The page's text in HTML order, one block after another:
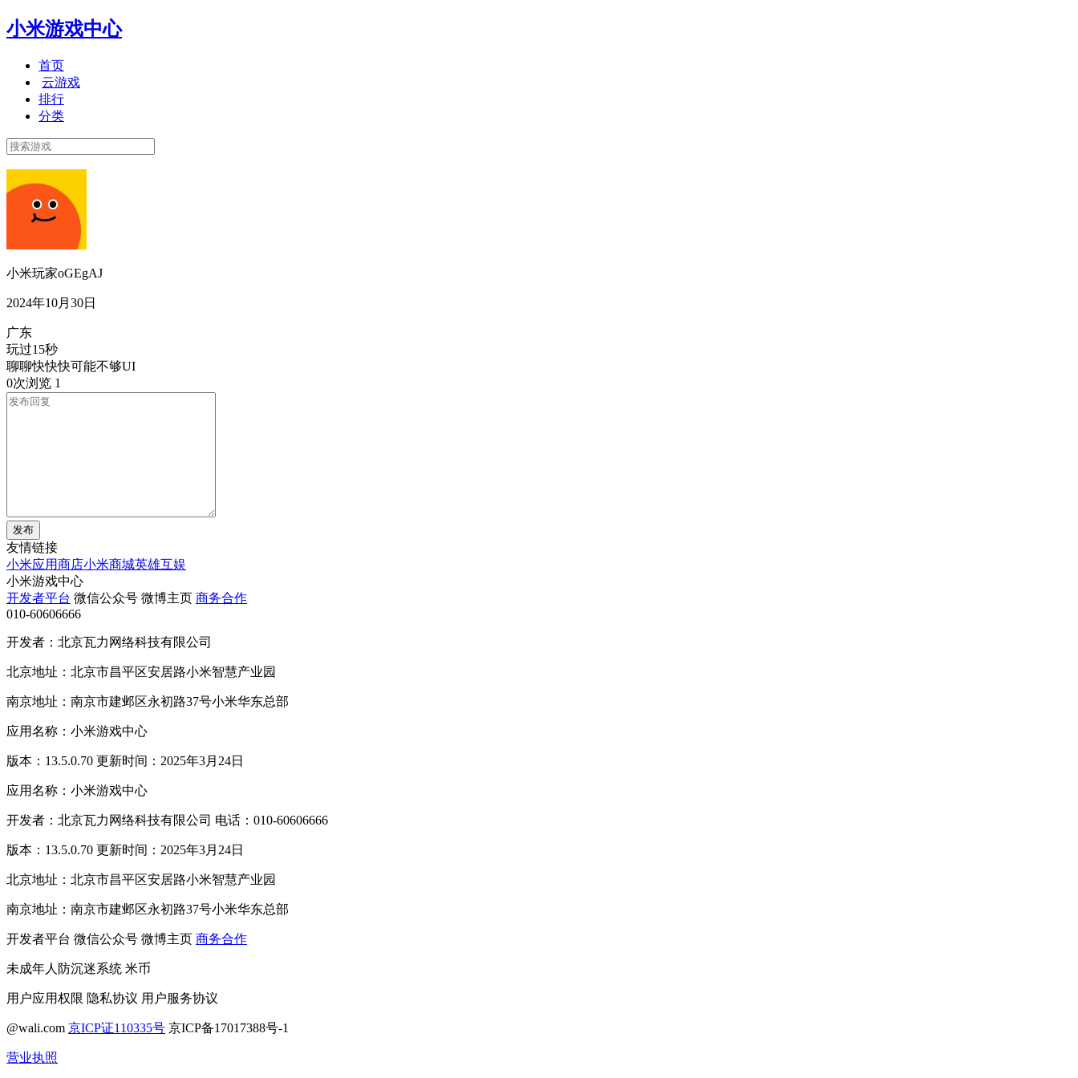
小米游戏中心
首页
云游戏
排行
分类
小米玩家oGEgAJ
2024年10月30日
广东
玩过15秒
聊聊快快快可能不够UI
0次浏览 1
发布
友情链接
小米应用商店小米商城英雄互娱
小米游戏中心
开发者平台 微信公众号 微博主页 商务合作
010-60606666
开发者：北京瓦力网络科技有限公司
北京地址：北京市昌平区安居路小米智慧产业园
南京地址：南京市建邺区永初路37号小米华东总部
应用名称：小米游戏中心
版本：13.5.0.70 更新时间：2025年3月24日
应用名称：小米游戏中心
开发者：北京瓦力网络科技有限公司 电话：010-60606666
版本：13.5.0.70 更新时间：2025年3月24日
北京地址：北京市昌平区安居路小米智慧产业园
南京地址：南京市建邺区永初路37号小米华东总部
开发者平台 微信公众号 微博主页 商务合作
未成年人防沉迷系统 米币
用户应用权限 隐私协议 用户服务协议
@wali.com 京ICP证110335号 京ICP备17017388号-1
营业执照